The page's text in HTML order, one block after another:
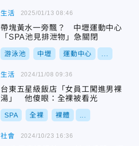
生活
帶塊黃水一旁飄？ 中壢運動中心
「SPA池見排泄物」急關閉
游泳池 中壢 運動中心
2025/01/13 08:46
生活
台東五星級飯店「女員工闖進男裸
湯」 他傻眼：全裸被看光
SPA 全裸 裸體
2024/11/08 09:36
社會 2024/10/23 16:36